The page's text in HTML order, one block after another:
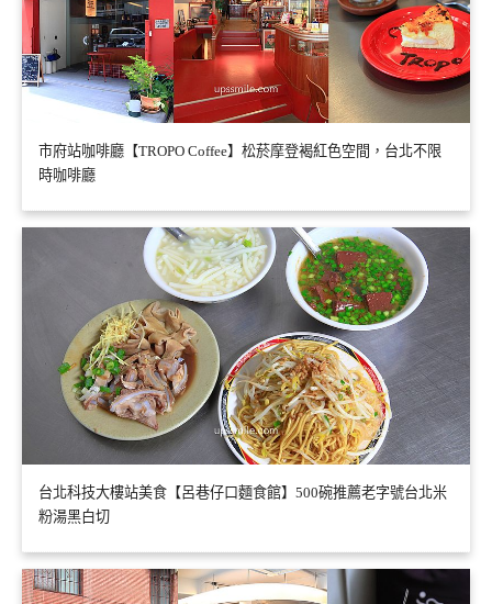
市府站咖啡廳【TROPO Coffee】松菸摩登褐紅色空間，台北不限
時咖啡廳
台北科技大樓站美食【呂巷仔口麵食館】500碗推薦老字號台北米
粉湯黑白切